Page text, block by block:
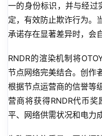
一的身份标识，并与经过
定，有效防止欺诈行为。
承诺存在显著差异时，会
RNDR的渲染机制将
节点网络完美结合。创作
根据节点运营商的信誉等
营商将获得RNDR代币
平、网络供需状况和电力